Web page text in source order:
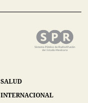
SALUD
INTERNACIONAL